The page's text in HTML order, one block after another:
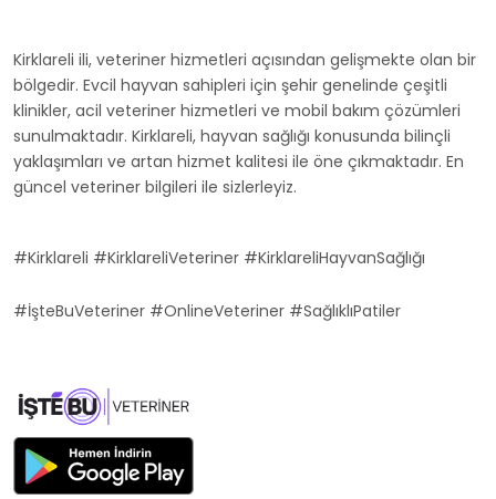
Kirklareli ili, veteriner hizmetleri açısından gelişmekte olan bir
bölgedir. Evcil hayvan sahipleri için şehir genelinde çeşitli
klinikler, acil veteriner hizmetleri ve mobil bakım çözümleri
sunulmaktadır. Kirklareli, hayvan sağlığı konusunda bilinçli
yaklaşımları ve artan hizmet kalitesi ile öne çıkmaktadır. En
güncel veteriner bilgileri ile sizlerleyiz.
#Kirklareli #KirklareliVeteriner #KirklareliHayvanSağlığı
#İşteBuVeteriner #OnlineVeteriner #SağlıklıPatiler